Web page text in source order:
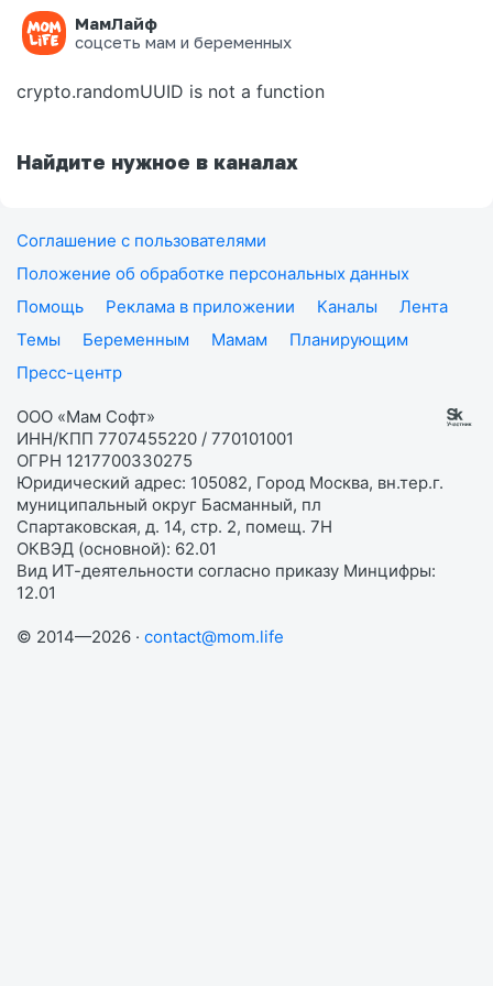
МамЛайф
соцсеть мам и беременных
Ошибка на странице
crypto.randomUUID is not a function
Найдите нужное в каналах
Соглашение с пользователями
Положение об обработке персональных данных
Помощь
Реклама в приложении Каналы
Лента
Темы
Беременным Мамам
Планирующим
Пресс-центр
ООО «Мам Софт»
ИНН/КПП 7707455220 / 770101001
ОГРН 1217700330275
Юридический адрес: 105082, Город Москва, вн.тер.г.
муниципальный округ Басманный, пл
Спартаковская, д. 14, стр. 2, помещ. 7Н
ОКВЭД (основной): 62.01
Вид ИТ-деятельности согласно приказу Минцифры:
12.01
© 2014—2026 · contact@mom.life